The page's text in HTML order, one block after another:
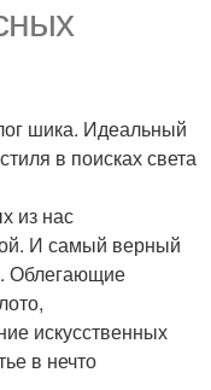
шика. Идеальный
в поисках света
из нас
И самый верный
Облегающие
искусственных
в нечто